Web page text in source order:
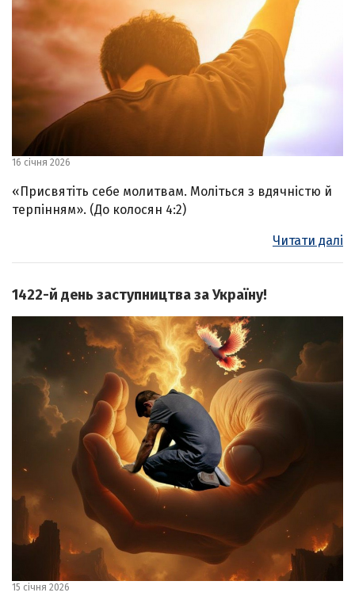
16 січня 2026
«Присвятіть себе молитвам. Моліться з вдячністю й
терпінням». (До колосян 4:2)
Читати далі
1422-й день заступництва за Україну!
15 січня 2026